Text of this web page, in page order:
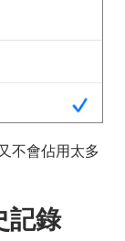
不會佔用太多
記錄